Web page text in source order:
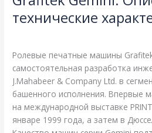
технические
Ролевые печатные машины
самостоятельная разработка
J.Mahabeer & Соmpanу Ltd. в
башенного исполнения. Впервые
на международной выставке
январе 1999 года, а затем в
технические